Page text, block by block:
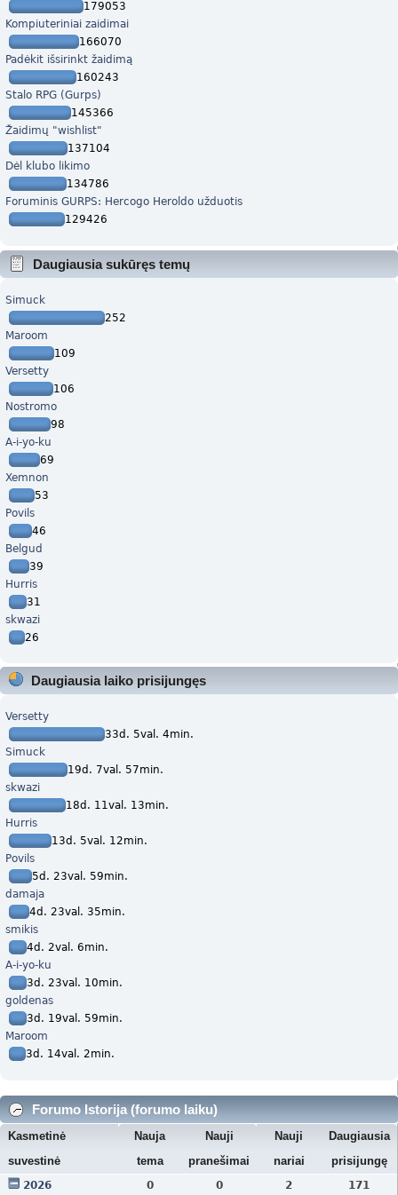
179053
Kompiuteriniai zaidimai
166070
Padėkit išsirinkt žaidimą
160243
Stalo RPG (Gurps)
145366
Žaidimų "wishlist"
137104
Dėl klubo likimo
134786
Foruminis GURPS: Hercogo Heroldo užduotis
129426
Daugiausia sukūręs temų
Simuck
252
Maroom
109
Versetty
106
Nostromo
98
A-i-yo-ku
69
Xemnon
53
Povils
46
Belgud
39
Hurris
31
skwazi
26
Daugiausia laiko prisijungęs
Versetty
33d. 5val. 4min.
Simuck
19d. 7val. 57min.
skwazi
18d. 11val. 13min.
Hurris
13d. 5val. 12min.
Povils
5d. 23val. 59min.
damaja
4d. 23val. 35min.
smikis
4d. 2val. 6min.
A-i-yo-ku
3d. 23val. 10min.
goldenas
3d. 19val. 59min.
Maroom
3d. 14val. 2min.
Forumo Istorija (forumo laiku)
Kasmetinė
suvestinė
Nauja
tema
Nauji
pranešimai
Nauji
nariai
Daugiausia
prisijungę
2026
0 0 2
171